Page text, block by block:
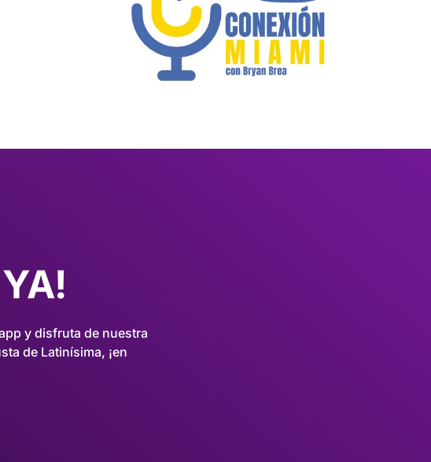
y disfruta de nuestra
de Latinísima, ¡en